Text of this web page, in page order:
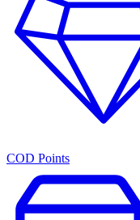
COD Points